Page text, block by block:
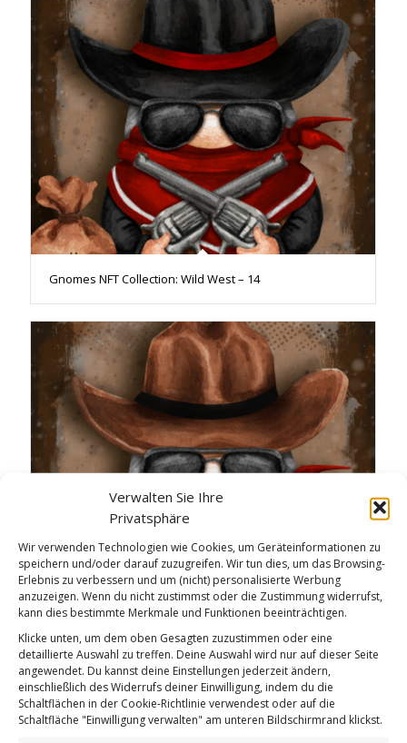
Verwalten Sie Ihre
Privatsphäre
Wir verwenden Technologien wie Cookies, um Geräteinformationen zu
speichern und/oder darauf zuzugreifen. Wir tun dies, um das Browsing-
Erlebnis zu verbessern und um (nicht) personalisierte Werbung
anzuzeigen. Wenn du nicht zustimmst oder die Zustimmung widerrufst,
kann dies bestimmte Merkmale und Funktionen beeinträchtigen.
Klicke unten, um dem oben Gesagten zuzustimmen oder eine
detaillierte Auswahl zu treffen. Deine Auswahl wird nur auf dieser Seite
angewendet. Du kannst deine Einstellungen jederzeit ändern,
einschließlich des Widerrufs deiner Einwilligung, indem du die
Schaltflächen in der Cookie-Richtlinie verwendest oder auf die
Schaltfläche "Einwilligung verwalten" am unteren Bildschirmrand klickst.
Gnomes NFT Collection: Wild West – 14